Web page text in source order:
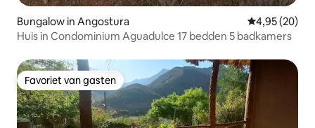
Bungalow in Angostura Gemiddelde
4,95 (20)
Huis in Condominium Aguadulce 17 bedden 5 badkamers
Favoriet van gasten
Favoriet van gasten